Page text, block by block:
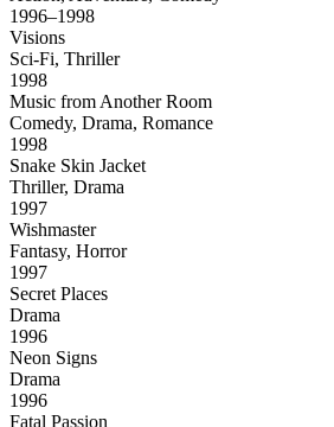
1996–1998
Visions
Sci-Fi, Thriller
1998
Music from Another Room
Comedy, Drama, Romance
1998
Snake Skin Jacket
Thriller, Drama
1997
Wishmaster
Fantasy, Horror
1997
Secret Places
Drama
1996
Neon Signs
Drama
1996
Fatal Passion